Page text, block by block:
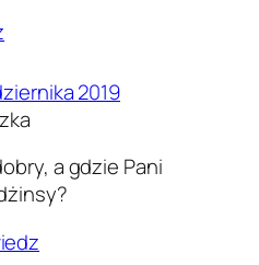
2019
a gdzie Pani